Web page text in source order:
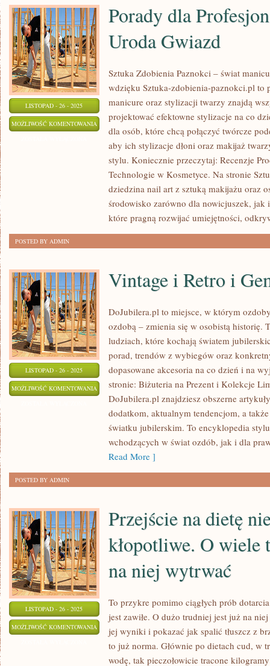
LISTOPAD - 26 - 2025
MOŻLIWOŚĆ KOMENTOWANIA PORADY
PROFESJONALISTÓW
URODA
Porady dla
Uroda Gwiazd
Sztuka Zdobienia Paznokci – świat
wdzięku Sztuka-zdobienia-paznokci.pl to
manicure oraz stylizacji twarzy znajdą
projektować efektowne stylizacje na co
dla osób, które chcą połączyć twórcze
aby ich stylizacje dłoni oraz makijaż
stylu. Koniecznie przeczytaj: Recenzje
Technologie w Kosmetyce. Na stronie
dziedzina nail art z sztuką makijażu oraz
środowisko zarówno dla nowicjuszek, jak
które pragną rozwijać umiejętności,
POSTED BY ADMIN
LISTOPAD - 26 - 2025
MOŻLIWOŚĆ KOMENTOWANIA VINTAGE
RETRO
GEMMOLOGIA
Vintage i Retro i
DoJubilera.pl to miejsce, w którym
ozdobą – zmienia się w osobistą historię.
ludziach, które kochają światem
porad, trendów z wybiegów oraz
dopasowane akcesoria na co dzień i na
stronie: Biżuteria na Prezent i Kolekcje
DoJubilera.pl znajdziesz obszerne
dodatkom, aktualnym tendencjom, a
światku jubilerskim. To encyklopedia
wchodzących w świat ozdób, jak i dla
Read More ]
POSTED BY ADMIN
LISTOPAD - 26 - 2025
MOŻLIWOŚĆ KOMENTOWANIA
Przejście na dietę
kłopotliwe. O wiele
na niej wytrwać
To przykre pomimo ciągłych prób
jest zawiłe. O dużo trudniej jest już na
jej wyniki i pokazać jak spalić tłuszcz z
to już norma. Głównie po dietach cud, w
wodę, tak pieczołowicie tracone